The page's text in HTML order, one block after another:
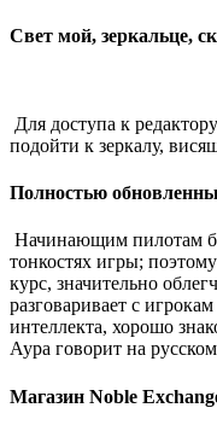
Свет мой, зеркальце,
Для доступа к
подойти к зеркалу,
Полностью
Начинающим пилотам
тонкостях игры;
курс, значительно
разговаривает с
интеллекта, хорошо
Аура говорит на
Магазин Noble